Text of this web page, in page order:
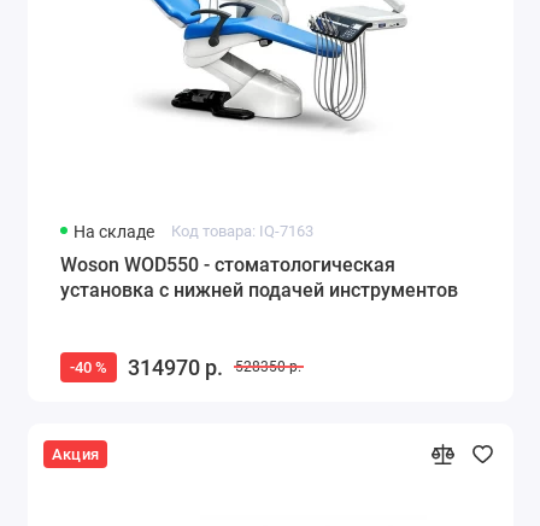
На складе Код товара: IQ-7163
Woson WOD550 - стоматологическая
установка с нижней подачей инструментов
-40 % 314970 р. 528350 р.
Акция